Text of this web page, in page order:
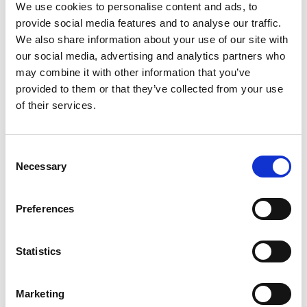
We use cookies to personalise content and ads, to
provide social media features and to analyse our traffic.
We also share information about your use of our site with
our social media, advertising and analytics partners who
may combine it with other information that you’ve
provided to them or that they’ve collected from your use
of their services.
Selection
Necessary
Preferences
Statistics
Marketing
EDI
Die Auswahl einer EDI Lösung:
Cloud first?
Peter Gatzen
2 Min. Lesezeit